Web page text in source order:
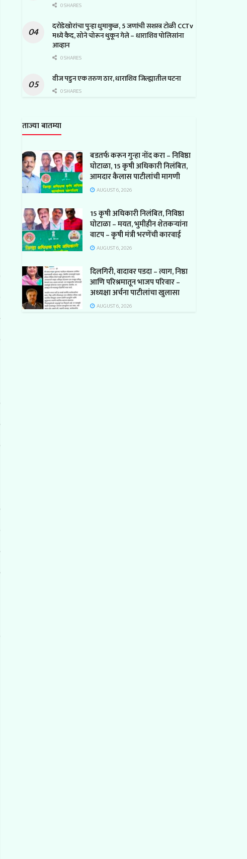
0 SHARES
दरोडेखोरांचा पुन्हा धुमाकुळ, 5 जणांची सशस्त्र टोळी CCTv
मध्ये कैद, सोने चोरून थुकून गेले – धाराशिव पोलिसांना
आव्हान
0 SHARES
वीज पडुन एक तरुण ठार, धाराशिव जिल्ह्यातील घटना
0 SHARES
ताज्या बातम्या
बडतर्फ करून गुन्हा नोंद करा – निविष्ठा
घोटाळा, 15 कृषी अधिकारी निलंबित,
आमदार कैलास पाटीलांची मागणी
AUGUST 6, 2026
15 कृषी अधिकारी निलंबित, निविष्ठा
घोटाळा – मयत, भुमीहीन शेतकऱ्यांना
वाटप – कृषी मंत्री भरणेंची कारवाई
AUGUST 6, 2026
दिलगिरी, वादावर पडदा – त्याग, निष्ठा
आणि परिश्रमातून भाजप परिवार –
अध्यक्षा अर्चना पाटीलांचा खुलासा
AUGUST 6, 2026